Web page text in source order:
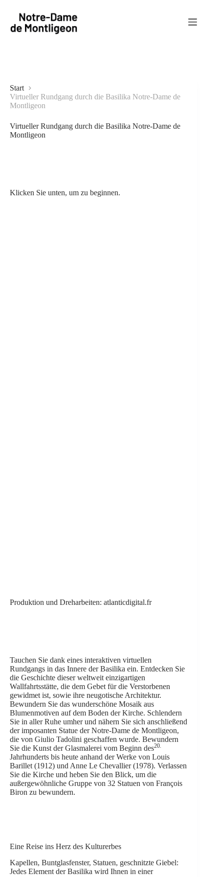
springen
Start
Virtueller Rundgang durch die Basilika Notre-Dame de
Montligeon
Virtueller Rundgang durch die Basilika Notre-Dame de
Montligeon
Klicken Sie unten, um zu beginnen.
Produktion und Dreharbeiten: atlanticdigital.fr
Tauchen Sie dank eines interaktiven virtuellen
Rundgangs in das Innere der Basilika ein. Entdecken Sie
die Geschichte dieser weltweit einzigartigen
Wallfahrtsstätte, die dem Gebet für die Verstorbenen
gewidmet ist, sowie ihre neugotische Architektur.
Bewundern Sie das wunderschöne Mosaik aus
Blumenmotiven auf dem Boden der Kirche. Schlendern
Sie in aller Ruhe umher und nähern Sie sich anschließend
der imposanten Statue der Notre-Dame de Montligeon,
die von Giulio Tadolini geschaffen wurde. Bewundern
Sie die Kunst der Glasmalerei vom Beginn des20.
Jahrhunderts bis heute anhand der Werke von Louis
Barillet (1912) und Anne Le Chevallier (1978). Verlassen
Sie die Kirche und heben Sie den Blick, um die
außergewöhnliche Gruppe von 32 Statuen von François
Biron zu bewundern.
Eine Reise ins Herz des Kulturerbes
Kapellen, Buntglasfenster, Statuen, geschnitzte Giebel:
Jedes Element der Basilika wird Ihnen in einer